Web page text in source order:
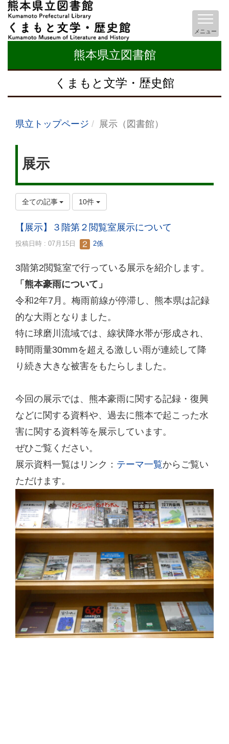
熊本県立図書館
くまもと文学・歴史館
メニュー
県立トップページ 展示（図書館）
展示
全ての記事 10件
【展示】３階第２閲覧室展示について
投稿日時 : 07月15日 2係
3階第2閲覧室で行っている展示を紹介します。
「熊本豪雨について」
令和2年7月。梅雨前線が停滞し、熊本県は記録
的な大雨となりました。
特に球磨川流域では、線状降水帯が形成され、
時間雨量30mmを超える激しい雨が連続して降
り続き大きな被害をもたらしました。
今回の展示では、熊本豪雨に関する記録・復興
などに関する資料や、過去に熊本で起こった水
害に関する資料等を展示しています。
ぜひご覧ください。
展示資料一覧はリンク： テーマ一覧からご覧い
ただけます。